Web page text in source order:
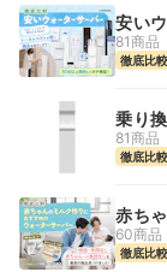
安い
81商品
徹底比較
乗り
81商品
徹底比較
赤ち
バー
60商品
徹底比較